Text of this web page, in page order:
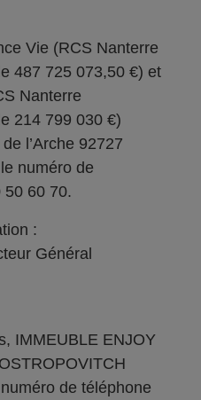
Vie (RCS Nanterre
487 725 073,50 €) et
Nanterre
214 799 030 €)
l’Arche 92727
numéro de
50 60 70.
:
Général
IMMEUBLE ENJOY
de téléphone